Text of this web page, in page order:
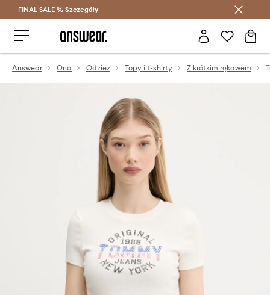
Oszczędzaj z Answear Club >
FINAL SALE % Szczegóły
Answear Ona Odzież Topy i t-shirty Z krótkim rękawem